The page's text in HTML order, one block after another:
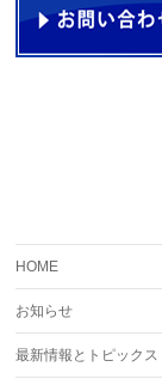
HOME
お知らせ
最新情報とトピックス